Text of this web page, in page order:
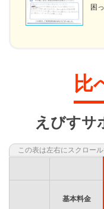
困っ
比
えびすサ
基本料金